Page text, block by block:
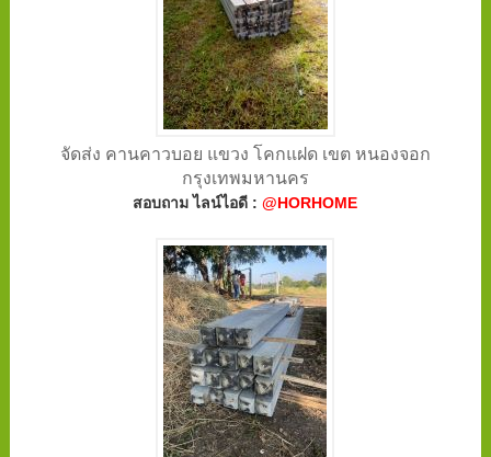
จัดส่ง คานคาวบอย แขวง โคกแฝด เขต หนองจอก
กรุงเทพมหานคร
สอบถาม ไลน์ไอดี :@HORHOME